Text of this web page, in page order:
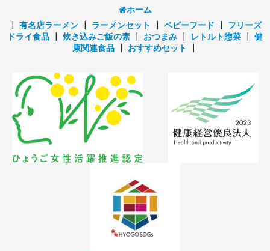
ホーム
有名店ラーメン ラーメンセット ベビーフード
フリーズ
ドライ食品
炊き込みご飯の素 おつまみ レトルト惣菜
健
康関連食品
おすすめセット